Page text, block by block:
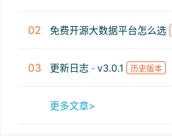
02 免费开源大数据平台怎么选
03 更新日志 · v3.0.1 历史版本
更多文章>